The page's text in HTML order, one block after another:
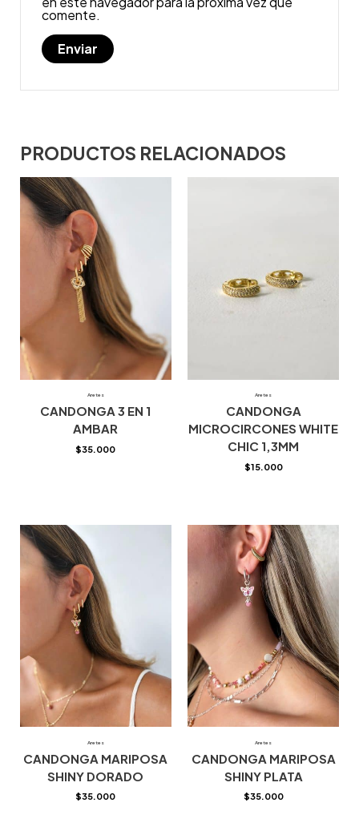
comente.
PRODUCTOS RELACIONADOS
Aretes
CANDONGA 3 EN 1
AMBAR
$35.000
Aretes
CANDONGA
MICROCIRCONES WHITE
CHIC 1,3MM
$15.000
Aretes
CANDONGA MARIPOSA
SHINY DORADO
$35.000
Aretes
CANDONGA MARIPOSA
SHINY PLATA
$35.000